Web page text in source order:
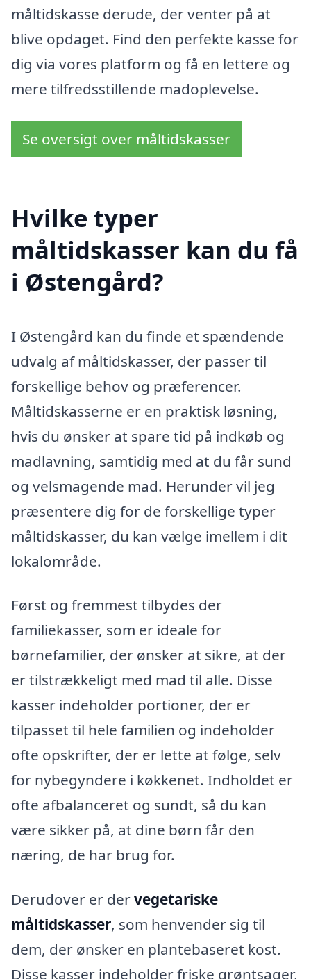
måltidskasse derude, der venter på at
blive opdaget. Find den perfekte kasse for
dig via vores platform og få en lettere og
mere tilfredsstillende madoplevelse.
Se oversigt over måltidskasser
Hvilke typer
måltidskasser kan du få
i Østengård?
I Østengård kan du finde et spændende
udvalg af måltidskasser, der passer til
forskellige behov og præferencer.
Måltidskasserne er en praktisk løsning,
hvis du ønsker at spare tid på indkøb og
madlavning, samtidig med at du får sund
og velsmagende mad. Herunder vil jeg
præsentere dig for de forskellige typer
måltidskasser, du kan vælge imellem i dit
lokalområde.
Først og fremmest tilbydes der
familiekasser, som er ideale for
børnefamilier, der ønsker at sikre, at der
er tilstrækkeligt med mad til alle. Disse
kasser indeholder portioner, der er
tilpasset til hele familien og indeholder
ofte opskrifter, der er lette at følge, selv
for nybegyndere i køkkenet. Indholdet er
ofte afbalanceret og sundt, så du kan
være sikker på, at dine børn får den
næring, de har brug for.
Derudover er dervegetariske
måltidskasser, som henvender sig til
dem, der ønsker en plantebaseret kost.
Disse kasser indeholder friske grøntsager,